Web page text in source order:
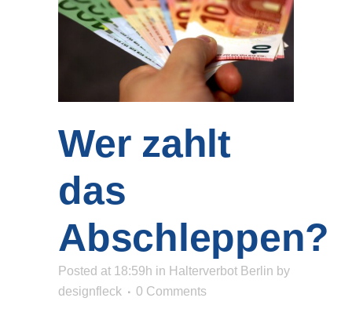
Wer zahlt
das
Abschleppen?
Posted at 18:59h in Halterverbot Berlin by
designfleck
0 Comments